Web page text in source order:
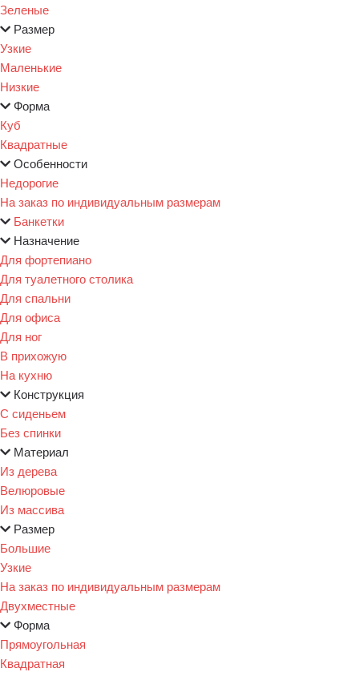
Зеленые
Размер
Узкие
Маленькие
Низкие
Форма
Куб
Квадратные
Особенности
Недорогие
На заказ по индивидуальным размерам
Банкетки
Назначение
Для фортепиано
Для туалетного столика
Для спальни
Для офиса
Для ног
В прихожую
На кухню
Конструкция
С сиденьем
Без спинки
Материал
Из дерева
Велюровые
Из массива
Размер
Большие
Узкие
На заказ по индивидуальным размерам
Двухместные
Форма
Прямоугольная
Квадратная